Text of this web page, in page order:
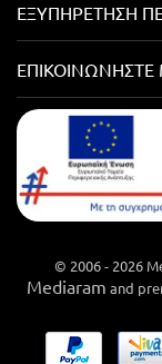
ΕΞΥΠΗΡΈΤΗΣΗ
© 2006 - 2026
Mediaram and